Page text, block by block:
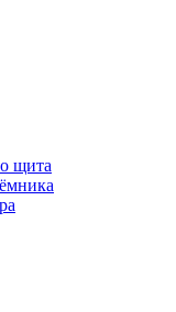
щита